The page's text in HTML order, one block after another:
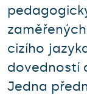
cizího
dovedností
Jedna